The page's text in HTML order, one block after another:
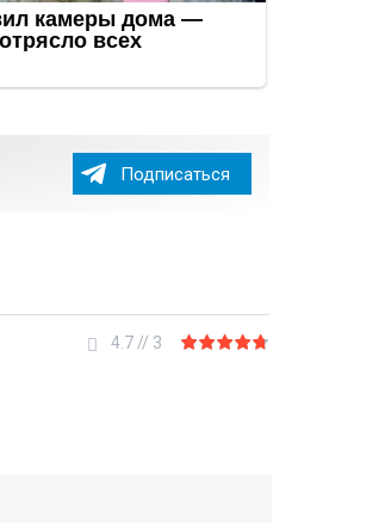
Подписаться
4.7 // 3